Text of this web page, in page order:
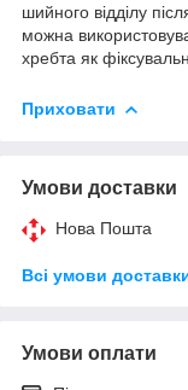
шийного відділу
можна
хребта як
Приховати
Умови доставки
Нова Пошта
Всі умови
Умови оплати